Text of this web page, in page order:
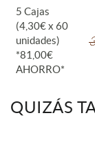
5 Cajas
(4,30€ x 60
unidades)
*81,00€
AHORRO*
QUIZÁS